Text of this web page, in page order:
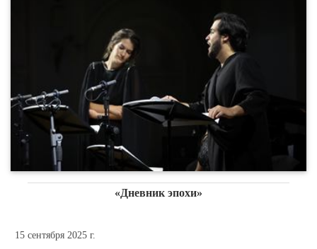
«Дневник эпохи»
15 сентября 2025 г.